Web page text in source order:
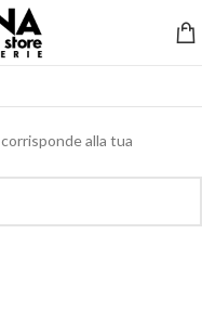
alla tua